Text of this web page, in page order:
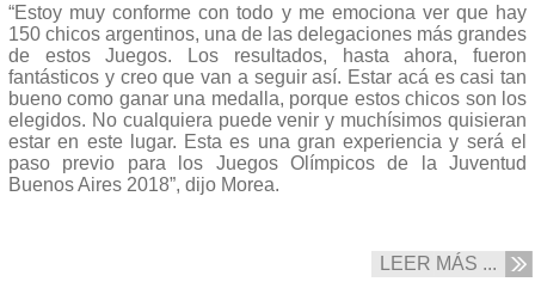
“Estoy muy conforme con todo y me emociona ver que hay
150 chicos argentinos, una de las delegaciones más grandes
de estos Juegos. Los resultados, hasta ahora, fueron
fantásticos y creo que van a seguir así. Estar acá es casi tan
bueno como ganar una medalla, porque estos chicos son los
elegidos. No cualquiera puede venir y muchísimos quisieran
estar en este lugar. Esta es una gran experiencia y será el
paso previo para los Juegos Olímpicos de la Juventud
Buenos Aires 2018”, dijo Morea.
LEER MÁS ...